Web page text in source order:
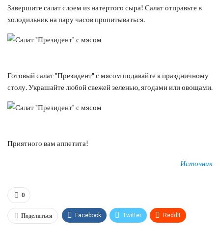
Завершите салат слоем из натертого сыра! Салат отправьте в
холодильник на пару часов пропитываться.
Готовый салат "Президент" с мясом подавайте к праздничному
столу. Украшайте любой свежей зеленью, ягодами или овощами.
Приятного вам аппетита!
Источник
0
Поделиться Facebook Twitter ReddIt